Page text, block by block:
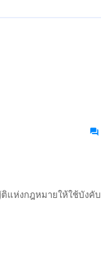
แห่งกฎหมายให้ใช้บังคับ